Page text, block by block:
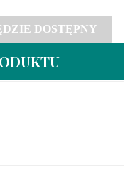
DOSTĘPNY